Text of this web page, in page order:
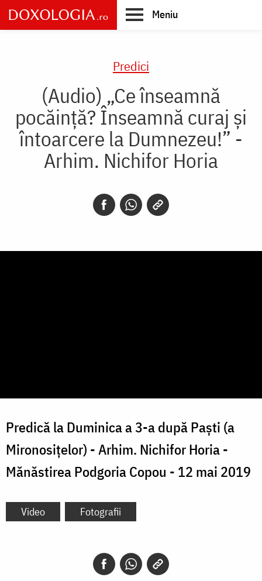
Skip
to
main
Meniu
Predici
(Audio) „Ce înseamnă
pocăință? Înseamnă curaj și
întoarcere la Dumnezeu!” -
Arhim. Nichifor Horia
Predică la Duminica a 3-a după Paști (a
Mironosițelor) - Arhim. Nichifor Horia -
Mănăstirea Podgoria Copou - 12 mai 2019
Video Fotografii